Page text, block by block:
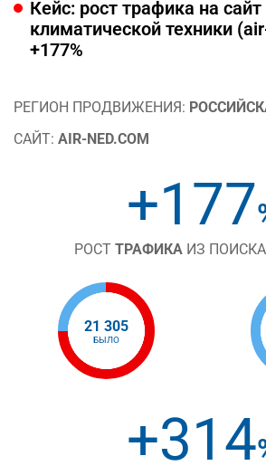
Кейс: рост трафика на сайт
климатической техники
+177%
РЕГИОН ПРОДВИЖЕНИЯ:
САЙТ: AIR-NED.COM
+177
РОСТ ТРАФИКАИЗ
21 305
БЫЛО
+314